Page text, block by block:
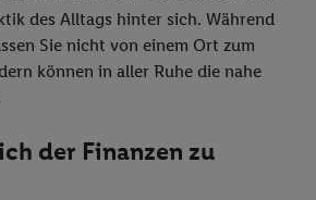
des Alltags hinter sich. Während
Sie nicht von einem Ort zum
können in aller Ruhe die nahe
der Finanzen zu